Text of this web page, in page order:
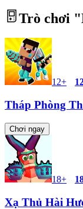
Trò chơi "
12+
Tháp Phòng
Chơi ngay
18+
Xạ Thủ Hài